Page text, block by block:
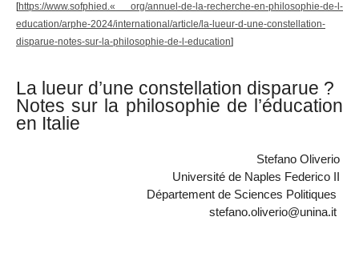
[https://www.sofphied.« org/annuel-de-la-recherche-en-philosophie-de-l-
education/arphe-2024/international/article/la-lueur-d-une-constellation-
disparue-notes-sur-la-philosophie-de-l-education]
La lueur d’une constellation disparue ?
Notes sur la philosophie de l’éducation
en Italie
Stefano Oliverio
Université de Naples Federico II
Département de Sciences Politiques
stefano.oliverio@unina.it